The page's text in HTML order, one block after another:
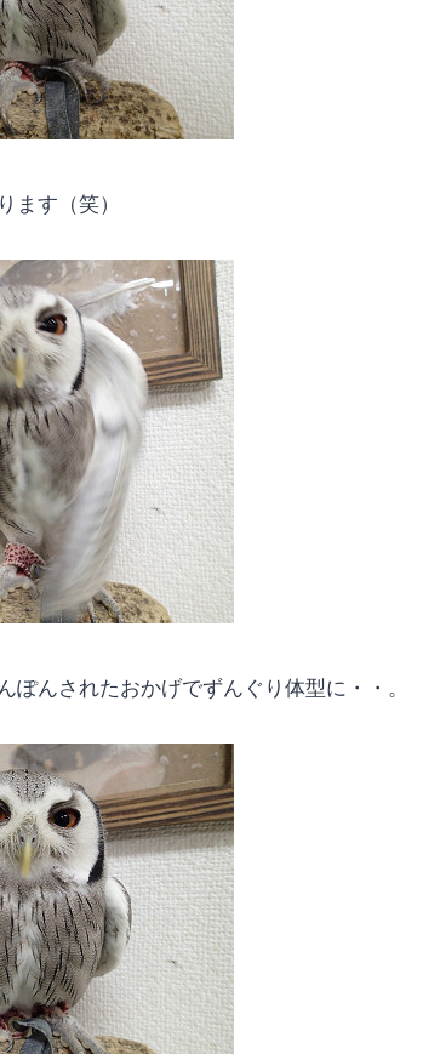
ます（笑）
ぽんされたおかげでずんぐり体型に・・。